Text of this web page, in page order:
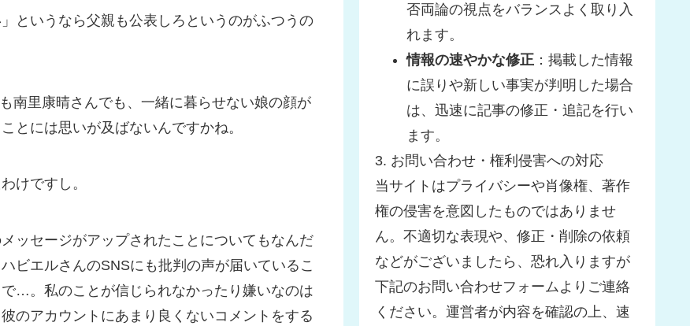
というなら父親も公表しろというのがふつうの
南里康晴さんでも、一緒に暮らせない娘の顔が
とには思いが及ばないんですかね。
けですし。
ッセージがアップされたことについてもなんだ
ビエルさんのSNSにも批判の声が届いているこ
…。私のことが信じられなかったり嫌いなのは
のアカウントにあまり良くないコメントをする
否両論の視点をバランスよく取り入
れます。
情報の速やかな修正 ：掲載した情報
に誤りや新しい事実が判明した場合
は、迅速に記事の修正・追記を行い
ます。
3. お問い合わせ・権利侵害への対応
当サイトはプライバシーや肖像権、著作
権の侵害を意図したものではありませ
ん。不適切な表現や、修正・削除の依頼
などがございましたら、恐れ入りますが
下記のお問い合わせフォームよりご連絡
ください。運営者が内容を確認の上、速